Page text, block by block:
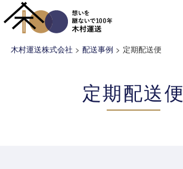
木村運送株式会社 > 配送事例 > 定期配送便
定期配送便